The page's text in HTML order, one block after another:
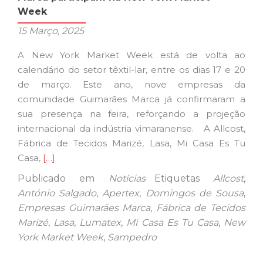
Week
15 Março, 2025
A New York Market Week está de volta ao
calendário do setor têxtil-lar, entre os dias 17 e 20
de março. Este ano, nove empresas da
comunidade Guimarães Marca já confirmaram a
sua presença na feira, reforçando a projeção
internacional da indústria vimaranense. A Allcost,
Fábrica de Tecidos Marizé, Lasa, Mi Casa Es Tu
Casa, Ler
mais
sobreNove
empresas
da
comunidade
[…]
Publicado em
Notícias EtiquetasAllcost,
António Salgado,Apertex, Domingos de Sousa,
Empresas Guimarães Marca, Fábrica de Tecidos
Marizé, Lasa, Lumatex, Mi Casa Es Tu Casa, New
York Market Week, Sampedro